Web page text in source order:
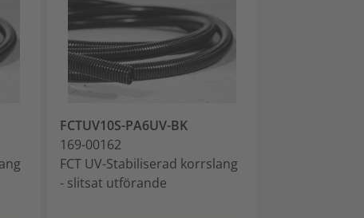
FCTUV10S-PA6UV-BK
169-00162
FCT UV-Stabiliserad korrslang
- slitsat utförande